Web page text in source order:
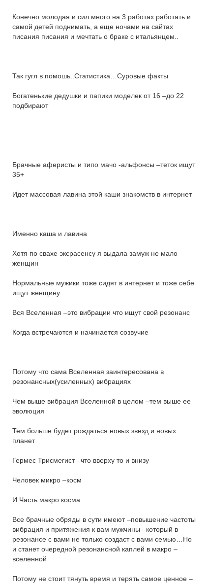
Конечно молодая и сил много на 3 работах работать и
самой детей поднимать, а еще ночами на сайтах
писания писания и мечтать о браке с итальянцем..
Так гугл в помошь..Статистика…Суровые факты
Богатенькие дедушки и папики моделек от 16 –до 22
подбирают
Брачные аферисты и типо мачо -альфонсы –теток ищут
35+
Идет массовая лавина этой каши знакомств в интернет
Именно каша и лавина
Хотя по свахе эксрасенсу я выдала замуж не мало
женщин
Нормальные мужики тоже сидят в интернет и тоже себе
ищут женщину..
Вся Вселенная –это вибрации что ищут свой резонанс
Когда встречаются и начинается созвучие
Потому что сама Вселенная заинтересована в
резонансных(усиленных) вибрациях
Чем выше вибрация Вселенной в целом –тем выше ее
эволюция
Тем больше будет рождаться новых звезд и новых
планет
Гермес Трисмегист –что вверху то и внизу
Человек микро –косм
И Часть макро косма
Все брачные обряды в сути имеют –повышение частоты
вибрация и притяжения к вам мужчины –который в
резонансе с вами не только создаст с вами семью…Но
и станет очередной резонансной каплей в макро –
вселенной
Потому не стоит тянуть время и терять самое ценное –